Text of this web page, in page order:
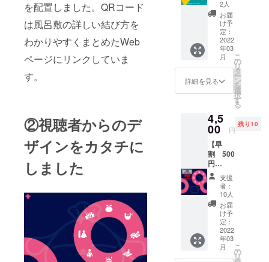
を配置しました。QRコード
は風呂敷の詳しい結び方を
わかりやすくまとめたWeb
ページにリンクしていま
す。
②視聴者からのデ
ザインをカタチに
しました
質問を
募集し
ます。
いただ
いた質
問は
zoomの
斎藤さ
んがお
質問内
容は天
気や防
災のこ
と、斎
藤さん
のこと
ももち
ろん大
歓迎で
す。
（質問
チャッ
ト・挙
または
ご希望
の福テ
レアナ
ウン
サーか
らお礼
のメッ
セージ
す。 開
催日時
（予
定）：
2022年
3月24日
（木）
19:30～
（1時間
程度）
・講座
はzoom
を用い
て開催
しま
扱説明
書 ・素
材：ポ
リエス
テル
100％ ※
製造上
の都合
により
能性が
ござい
ます。
（福島
県柄
織）】
超撥水
生地の
防災風
呂敷1枚
を3月以
降にお
ます。
・サイ
ズ：
96×96(
cm) ・
内容：
風呂敷1
枚 取
扱説明
書 ・素
材：ポ
リエス
テル
100％ ※
製造上
2人
お届
け予
定：
2022
年03
月
詳細を見る
こ
の
リ
タ
ー
ン
を
選
択
す
る
4,5
00 円
残り10
【早
割 500
円
OFF
防災風
呂敷1枚
（ふく
たん
柄 平
織）】
超撥水
生地の
防災風
支援
者：
10人
お届
け予
定：
2022
年03
月
こ
の
リ